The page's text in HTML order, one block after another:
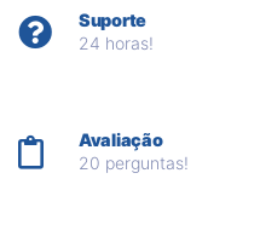
Suporte
24 horas!
Avaliação
20 perguntas!